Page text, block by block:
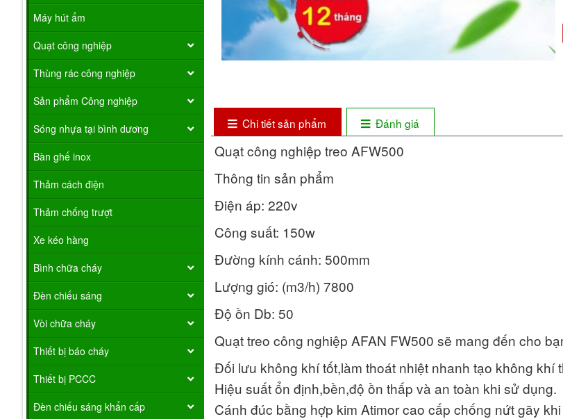
Chi tiết sản phẩm Đánh giá
Quạt công nghiệp treo AFW500
Thông tin sản phẩm
Điện áp: 220v
Công suất: 150w
Đường kính cánh: 500mm
Lượng gió: (m3/h) 7800
Độ ồn Db: 50
Quạt treo công nghiệp AFAN FW500 sẽ mang đến cho
Đối lưu không khí tốt,làm thoát nhiệt nhanh tạo không khí
Hiệu suất ổn định,bền,độ ồn thấp và an toàn khi sử dụng.
Cánh đúc bằng hợp kim Atimor cao cấp chống nứt gãy
Máy hút ẩm
Quạt công nghiệp
Thùng rác công nghiệp
Sản phẩm Công nghiệp
Sóng nhựa tại bình dương
Bàn ghế inox
Thảm cách điện
Thảm chống trượt
Xe kéo hàng
Bình chữa cháy
Đèn chiếu sáng
Vòi chữa cháy
Thiết bị báo cháy
Thiết bị PCCC
Đèn chiếu sáng khẩn cấp